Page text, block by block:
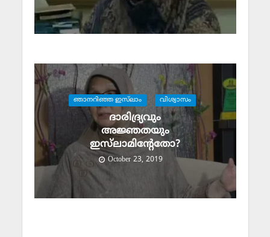
ഞാനറിഞ്ഞ ഇസ്‌ലാം വിശ്വാസം
ദാരിദ്ര്യവും
അജ്ഞതയും
ഇസ്‌ലാമിന്റേതോ?
October 23, 2019